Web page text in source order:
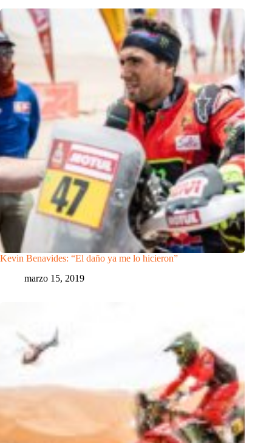
Kevin Benavides: “El daño ya me lo hicieron”
marzo 15, 2019